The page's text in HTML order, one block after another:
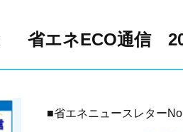
省エネECO通信
■省エネニュースレター